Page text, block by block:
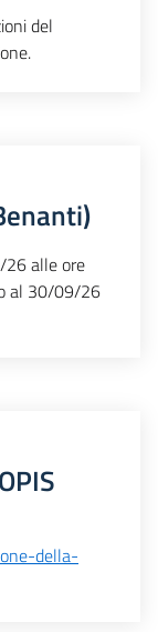
del
alle ore
al 30/09/26
della-